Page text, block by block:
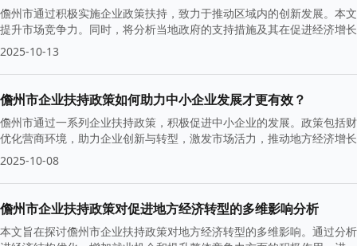
儋州市通过积极实施企业政策扶持，致力于推动区域内的创新发展。本
提升市场竞争力。同时，将分析当地政府的支持措施及其在促进经济增
2025-10-13
儋州市企业扶持政策如何助力中小企业发展才更有效？
儋州市通过一系列企业扶持政策，积极促进中小企业的发展。政策包括
优化营商环境，助力企业创新与转型，激发市场活力，推动地方经济增
2025-10-08
儋州市企业扶持政策对促进地方经济转型的多维影响分析
本文旨在探讨儋州市企业扶持政策对地方经济转型的多维影响。通过分